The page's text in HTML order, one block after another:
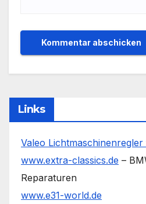
Links
Valeo
www.extra-classics.de –
Reparaturen
www.e31-world.de